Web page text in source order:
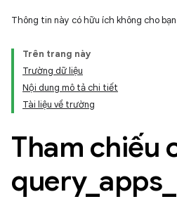
Thông tin này có hữu ích không cho
Trên trang này
Trường dữ liệu
Nội dung mô tả chi tiết
Tài liệu về trường
Tham chiếu
query_ apps